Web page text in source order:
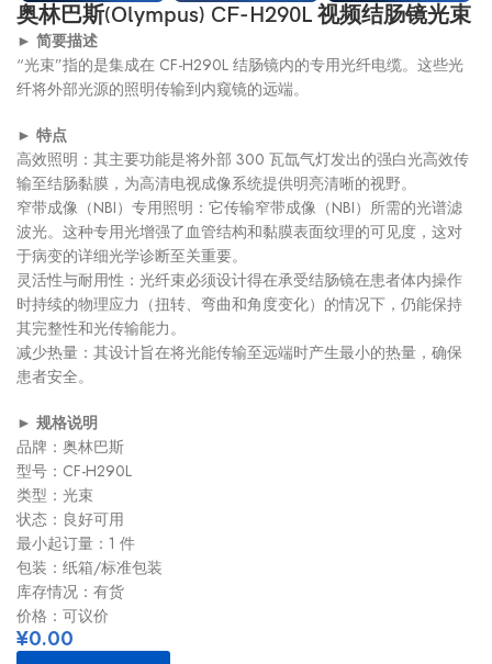
奥林巴斯(Olympus) CF-H290L 视频结肠镜光束
► 简要描述
“光束”指的是集成在 CF-H290L 结肠镜内的专用光纤电缆。这些光
纤将外部光源的照明传输到内窥镜的远端。
► 特点
高效照明：其主要功能是将外部 300 瓦氙气灯发出的强白光高效传
输至结肠黏膜，为高清电视成像系统提供明亮清晰的视野。
窄带成像（NBI）专用照明：它传输窄带成像（NBI）所需的光谱滤
波光。这种专用光增强了血管结构和黏膜表面纹理的可见度，这对
于病变的详细光学诊断至关重要。
灵活性与耐用性：光纤束必须设计得在承受结肠镜在患者体内操作
时持续的物理应力（扭转、弯曲和角度变化）的情况下，仍能保持
其完整性和光传输能力。
减少热量：其设计旨在将光能传输至远端时产生最小的热量，确保
患者安全。
► 规格说明
品牌：奥林巴斯
型号：CF-H290L
类型：光束
状态：良好可用
最小起订量：1 件
包装：纸箱/标准包装
库存情况：有货
价格：可议价
¥0.00